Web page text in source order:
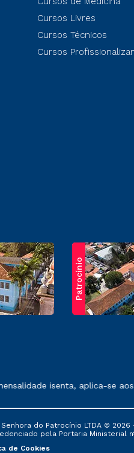
Cursos Livres
Cursos Técnicos
Cursos
Patrocínio
conforme exposto no
isenta, aplica-se
do Patrocínio LTDA ©
pela Portaria Ministerial
de Cookies